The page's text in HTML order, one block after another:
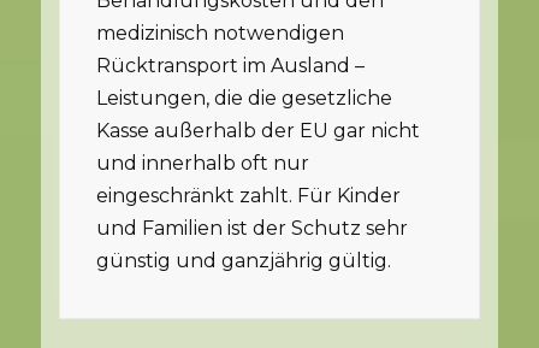
medizinisch notwendigen
Rücktransport im Ausland –
Leistungen, die die gesetzliche
Kasse außerhalb der EU gar nicht
und innerhalb oft nur
eingeschränkt zahlt. Für Kinder
und Familien ist der Schutz sehr
günstig und ganzjährig gültig.